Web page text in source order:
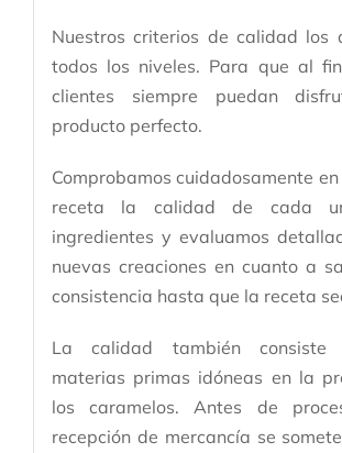
Nuestros criterios de calidad los
todos los niveles. Para que al
clientes siempre puedan
producto perfecto.
Comprobamos cuidadosamente
receta la calidad de cada
ingredientes y evaluamos
nuevas creaciones en cuanto a
consistencia hasta que la receta
La calidad también
materias primas idóneas en la
los caramelos. Antes de
recepción de mercancía se